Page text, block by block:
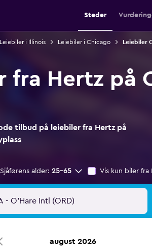
Steder
Leiebiler i Illinois Leiebiler i Chicago Leiebiler
fra Hertz på
tilbud på leiebiler fra Hertz på
Sjåførens alder: 25–65 Vis kun biler fra
august 2026